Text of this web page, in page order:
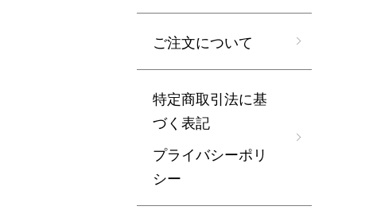
ご注文について
特定商取引法に基
づく表記
プライバシーポリ
シー